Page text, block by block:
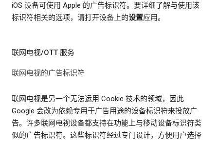
iOS 设备可使用 Apple 的广告标识符。要详细了解与使用该
标识符相关的选项，请打开设备上的设置应用。
联网电视/OTT 服务
联网电视的广告标识符
联网电视是另一个无法运用 Cookie 技术的领域，因此
Google 会改为依赖专用于广告用途的设备标识符来投放广
告。许多联网电视设备都支持在功能上与移动设备标识符类
似的广告标识符。这些标识符经过专门设计，方便用户选择